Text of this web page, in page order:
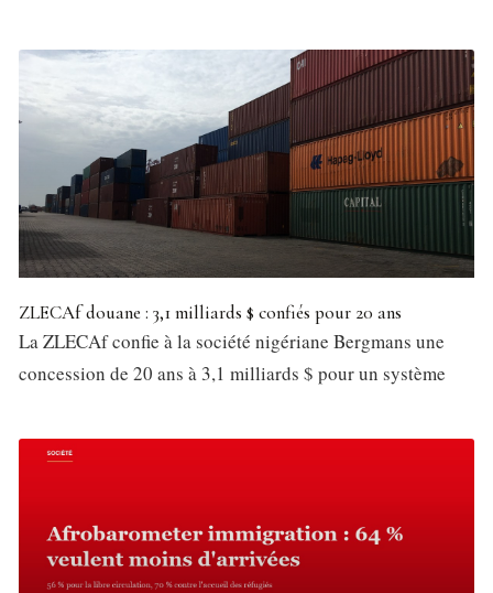
ZLECAf douane : 3,1 milliards $ confiés pour 20 ans
La ZLECAf confie à la société nigériane Bergmans une
concession de 20 ans à 3,1 milliards $ pour un système